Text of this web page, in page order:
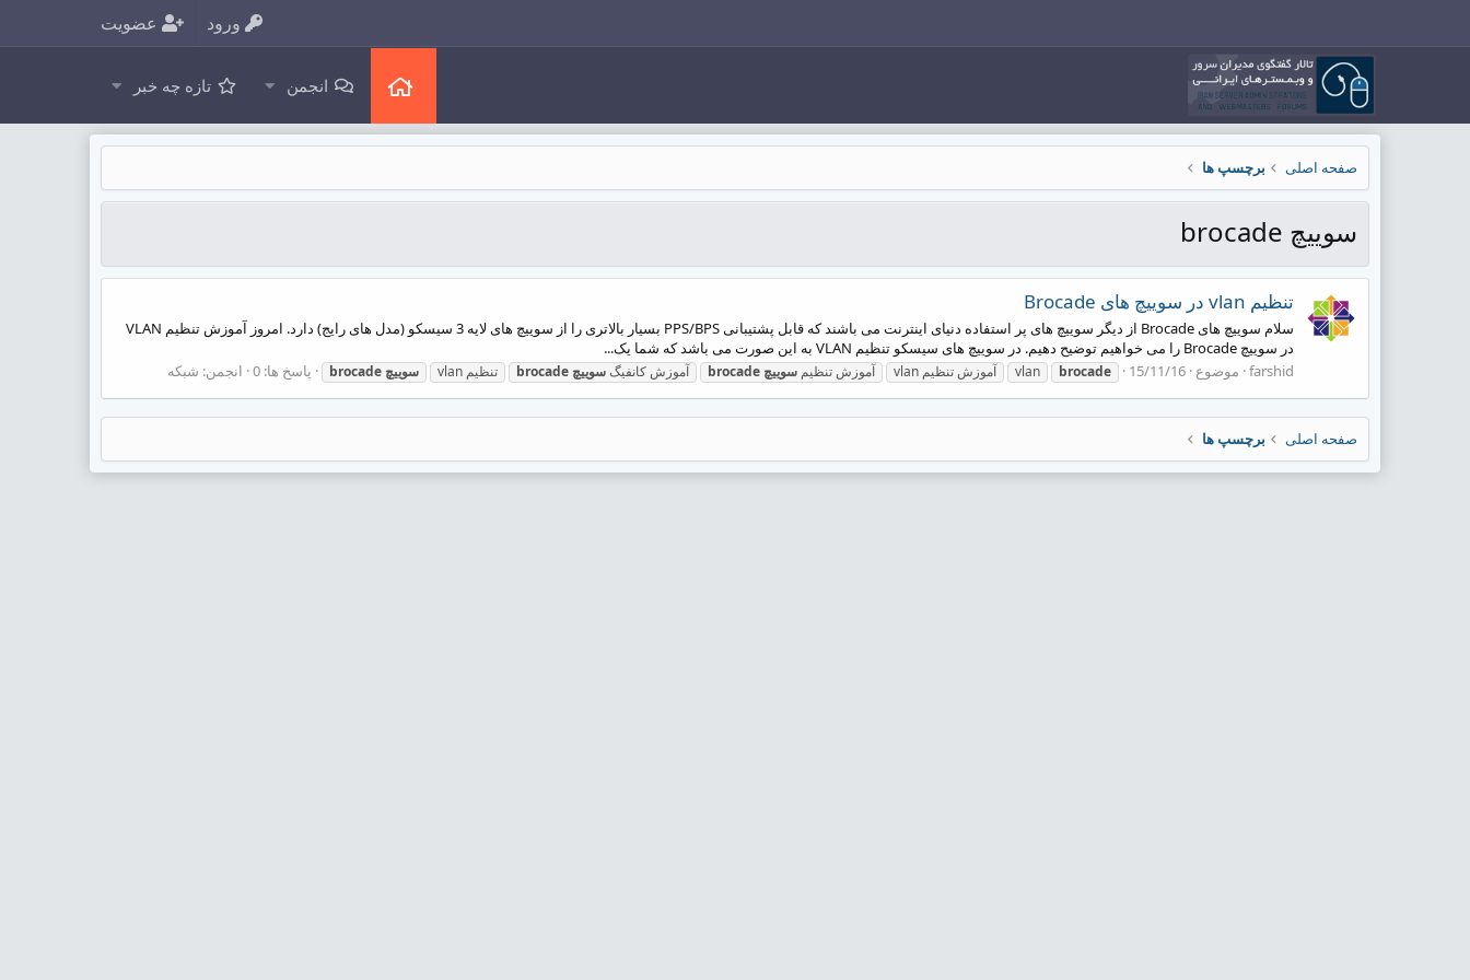
ورود عضویت
انجمن تازه چه خبر
صفحه اصلی برچسپ ها
سوییچ brocade
تنظیم vlan در سوییچ های Brocade
سلام سوییچ های Brocade از دیگر سوییچ های پر استفاده دنیای اینترنت می باشند که قابل پشتیبانی PPS/BPS بسیار بالاتری را از سوییچ های لایه 3 سیسکو (مدل های رایج) دارد. امروز آموزش تنظیم VLAN
در سوییچ Brocade را می خواهیم توضیح دهیم. در سوییچ های سیسکو تنظیم VLAN به این صورت می باشد که شما یک...
farshid موضوع 15/11/16
brocade
vlan آموزش تنظیم vlan آموزش تنظیم سوییچ brocade آموزش کانفیگسوییچ brocade تنظیم vlan سوییچ brocade پاسخ ها: 0 انجمن: شبکه
صفحه اصلی برچسپ ها